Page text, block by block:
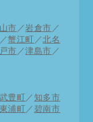
市 ／岩倉市 ／
／蟹江町 ／北名
市 ／津島市 ／
武豊町 ／ 知多市
東浦町 ／ 碧南市